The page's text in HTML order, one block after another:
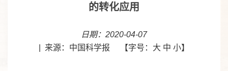
的转化应用
日期：2020-04-07
来源：中国科学报 【字号： 大 中 小】